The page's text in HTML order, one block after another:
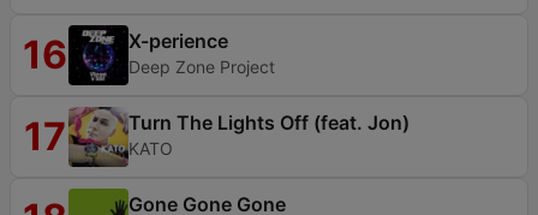
16 X-perience
Deep Zone Project
17 Turn The Lights Off (feat. Jon)
KATO
Gone Gone Gone